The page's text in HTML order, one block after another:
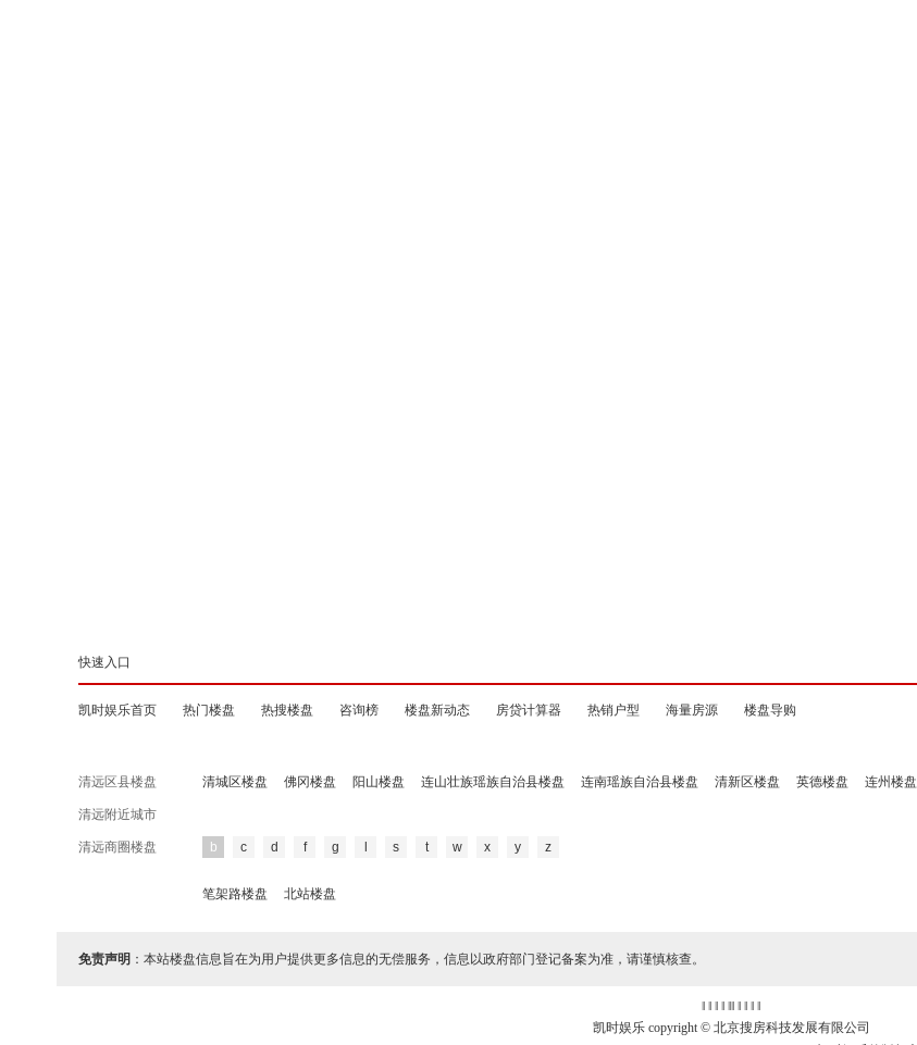
快速入口
凯时娱乐首页 热门楼盘 热搜楼盘 咨询榜 楼盘新动态 房贷计算器 热销户型 海量房源 楼盘导购
清远区县楼盘 清城区楼盘 佛冈楼盘 阳山楼盘 连山壮族瑶族自治县楼盘 连南瑶族自治县楼盘 清新区楼盘 英德楼盘 连州楼盘
清远附近城市
清远商圈楼盘 b c d f g s t w x y z
笔架路楼盘 北站楼盘
免责声明 ：本站楼盘信息旨在为用户提供更多信息的无偿服务，信息以政府部门登记备案为准，请谨慎核查。
‖ ‖ ‖ ‖ ‖‖ ‖ ‖ ‖ ‖
凯时娱乐 copyright © 北京搜房科技发展有限公司